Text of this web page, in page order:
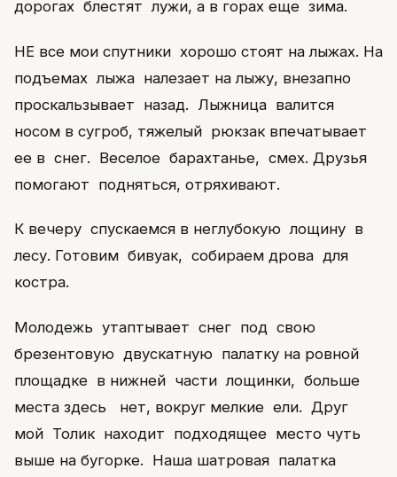
дорогах блестят лужи, а в горах еще зима.
НЕ все мои спутники хорошо стоят на лыжах. На
подъемах лыжа налезает на лыжу, внезапно
проскальзывает назад. Лыжница валится
носом в сугроб, тяжелый рюкзак впечатывает
ее в снег. Веселое барахтанье, смех. Друзья
помогают подняться, отряхивают.
К вечеру спускаемся в неглубокую лощину в
лесу. Готовим бивуак, собираем дрова для
костра.
Молодежь утаптывает снег под свою
брезентовую двускатную палатку на ровной
площадке в нижней части лощинки, больше
места здесь нет, вокруг мелкие ели. Друг
мой Толик находит подходящее место чуть
выше на бугорке. Наша шатровая палатка